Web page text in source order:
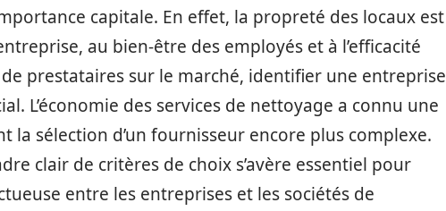
capitale. En effet, la propreté des locaux est
au bien-être des employés et à l’efficacité
prestataires sur le marché, identifier une entreprise
L’économie des services de nettoyage a connu une
la sélection d’un fournisseur encore plus complexe.
clair de critères de choix s’avère essentiel pour
entre les entreprises et les sociétés de